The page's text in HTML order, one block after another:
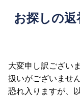
お探しの
大変申し訳ござい
扱いがございません
恐れ入りますが、